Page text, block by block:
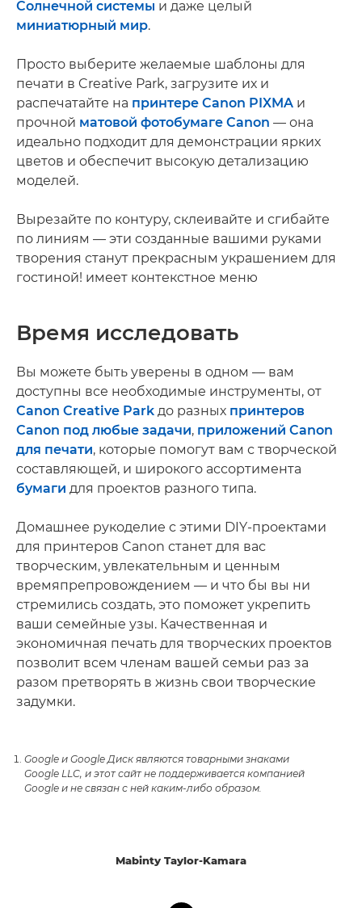
Солнечной системы и даже целый
миниатюрный мир.
Просто выберите желаемые шаблоны для
печати в Creative Park, загрузите их и
распечатайте на принтере Canon PIXMA и
прочной матовой фотобумаге Canon — она
идеально подходит для демонстрации ярких
цветов и обеспечит высокую детализацию
моделей.
Вырезайте по контуру, склеивайте и сгибайте
по линиям — эти созданные вашими руками
творения станут прекрасным украшением для
гостиной! имеет контекстное меню
Время исследовать
Вы можете быть уверены в одном — вам
доступны все необходимые инструменты, от
Canon Creative Park до разных принтеров
Canon под любые задачи, приложений Canon
для печати, которые помогут вам с творческой
составляющей, и широкого ассортимента
бумаги для проектов разного типа.
Домашнее рукоделие с этими DIY-проектами
для принтеров Canon станет для вас
творческим, увлекательным и ценным
времяпрепровождением — и что бы вы ни
стремились создать, это поможет укрепить
ваши семейные узы. Качественная и
экономичная печать для творческих проектов
позволит всем членам вашей семьи раз за
разом претворять в жизнь свои творческие
задумки.
Google и Google Диск являются товарными знаками
Google LLC, и этот сайт не поддерживается компанией
Google и не связан с ней каким-либо образом.
Mabinty Taylor-Kamara